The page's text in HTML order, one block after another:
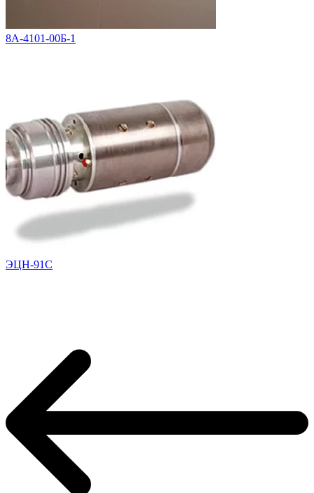
8А-4101-00Б-1
ЭЦН-91С